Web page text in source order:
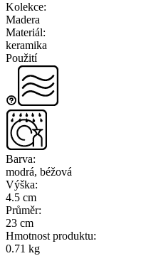
Kolekce:
Madera
Materiál:
keramika
Použití
Barva:
modrá, béžová
Výška:
4.5 cm
Průměr:
23 cm
Hmotnost produktu:
0.71 kg